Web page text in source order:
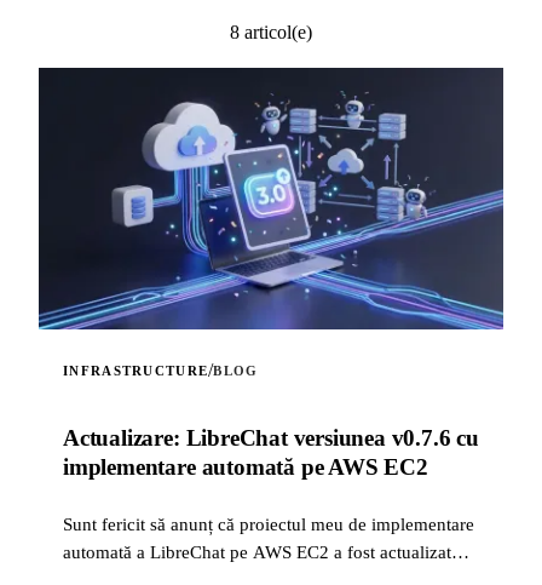
8 articol(e)
INFRASTRUCTURE/BLOG
Actualizare: LibreChat versiunea v0.7.6 cu
implementare automată pe AWS EC2
Sunt fericit să anunț că proiectul meu de implementare
automată a LibreChat pe AWS EC2 a fost actualizat